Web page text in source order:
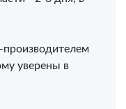
уверены в